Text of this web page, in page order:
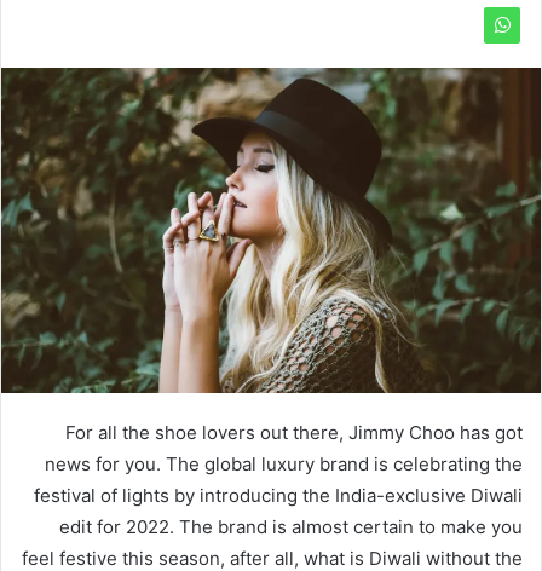
For all the shoe lovers out there, Jimmy Choo has got
news for you. The global luxury brand is celebrating the
festival of lights by introducing the India-exclusive Diwali
edit for 2022. The brand is almost certain to make you
feel festive this season, after all, what is Diwali without the